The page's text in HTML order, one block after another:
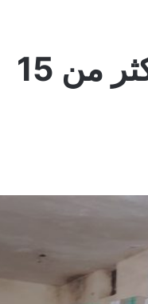
الصحة العالمية تقدم أدوية ومعدات بأكثر من 15